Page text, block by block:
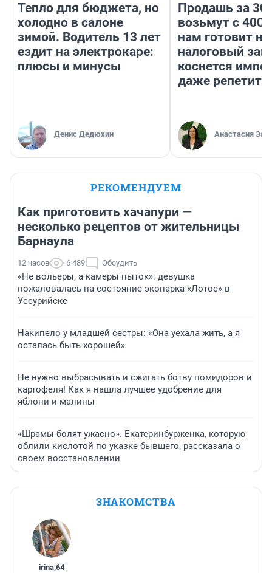
Тепло для бюджета, но
холодно в салоне
зимой. Водитель 13 лет
ездит на электрокаре:
плюсы и минусы
Денис Дедюхин
Продашь за
возьмут с
нам готовит
налоговый
коснется
даже
Анастасия
РЕКОМЕНДУЕМ
Как приготовить хачапури —
несколько рецептов от жительницы
Барнаула
12 часов 6 489 Обсудить
«Не вольеры, а камеры пыток»: девушка
пожаловалась на состояние экопарка «Лотос» в
Уссурийске
Накипело у младшей сестры: «Она уехала жить, а я
осталась быть хорошей»
Не нужно выбрасывать и сжигать ботву помидоров и
картофеля! Как я нашла лучшее удобрение для
яблони и малины
«Шрамы болят ужасно». Екатеринбурженка, которую
облили кислотой по указке бывшего, рассказала о
своем восстановлении
ЗНАКОМСТВА
irina,64